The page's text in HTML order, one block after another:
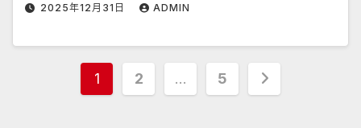
2025年12月31日 ADMIN
文
1 2 … 5